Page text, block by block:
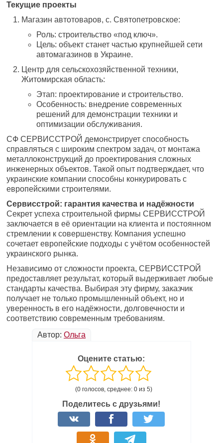
Текущие проекты
Магазин автотоваров, с. Святопетровское:
Роль: строительство «под ключ».
Цель: объект станет частью крупнейшей сети
автомагазинов в Украине.
Центр для сельскохозяйственной техники,
Житомирская область:
Этап: проектирование и строительство.
Особенность: внедрение современных
решений для демонстрации техники и
оптимизации обслуживания.
СФ СЕРВИССТРОЙ демонстрирует способность
справляться с широким спектром задач, от монтажа
металлоконструкций до проектирования сложных
инженерных объектов. Такой опыт подтверждает, что
украинские компании способны конкурировать с
европейскими строителями.
Сервисстрой: гарантия качества и надёжности
Секрет успеха строительной фирмы СЕРВИССТРОЙ
заключается в её ориентации на клиента и постоянном
стремлении к совершенству. Компания успешно
сочетает европейские подходы с учётом особенностей
украинского рынка.
Независимо от сложности проекта, СЕРВИССТРОЙ
предоставляет результат, который выдерживает любые
стандарты качества. Выбирая эту фирму, заказчик
получает не только промышленный объект, но и
уверенность в его надёжности, долговечности и
соответствию современным требованиям.
Автор: Ольга
Оцените статью:
(0 голосов, среднее: 0 из 5)
Поделитесь с друзьями!